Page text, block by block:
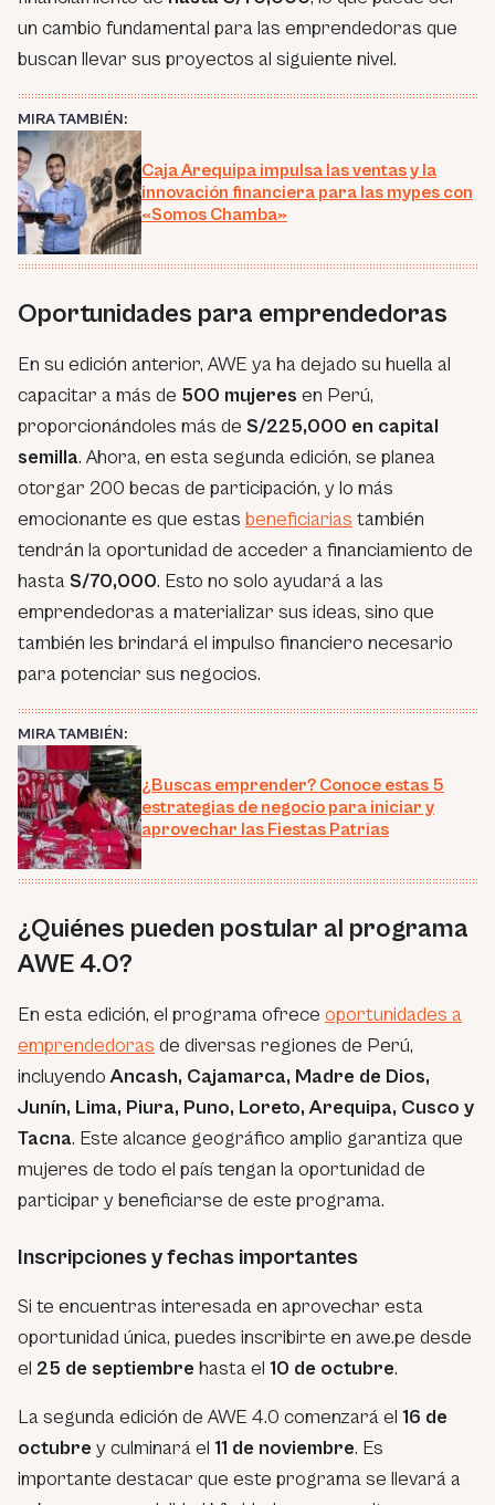
un cambio fundamental para las emprendedoras que
buscan llevar sus proyectos al siguiente nivel.
MIRA TAMBIÉN:
Caja Arequipa impulsa las ventas y la
innovación financiera para las mypes con
«Somos Chamba»
Oportunidades para emprendedoras
En su edición anterior, AWE ya ha dejado su huella al
capacitar a más de 500 mujeres en Perú,
proporcionándoles más de S/225,000 en capital
semilla. Ahora, en esta segunda edición, se planea
otorgar 200 becas de participación, y lo más
emocionante es que estas beneficiarias también
tendrán la oportunidad de acceder a financiamiento de
hasta S/70,000. Esto no solo ayudará a las
emprendedoras a materializar sus ideas, sino que
también les brindará el impulso financiero necesario
para potenciar sus negocios.
MIRA TAMBIÉN:
¿Buscas emprender? Conoce estas 5
estrategias de negocio para iniciar y
aprovechar las Fiestas Patrias
¿Quiénes pueden postular al programa
AWE 4.0?
En esta edición, el programa ofrece oportunidades a
emprendedoras de diversas regiones de Perú,
incluyendoAncash, Cajamarca, Madre de Dios,
Junín, Lima, Piura, Puno, Loreto, Arequipa, Cusco y
Tacna. Este alcance geográfico amplio garantiza que
mujeres de todo el país tengan la oportunidad de
participar y beneficiarse de este programa.
Inscripciones y fechas importantes
Si te encuentras interesada en aprovechar esta
oportunidad única, puedes inscribirte en awe.pe desde
el 25 de septiembre hasta el 10 de octubre.
La segunda edición de AWE 4.0 comenzará el 16 de
octubre y culminará el 11 de noviembre. Es
importante destacar que este programa se llevará a